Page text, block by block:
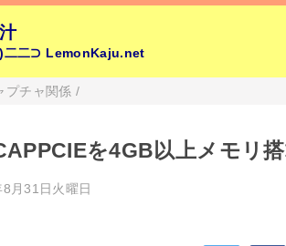
二二⊃ LemonKaju.net
プチャ関係 /
を4GB以上メモリ
月31日火曜日